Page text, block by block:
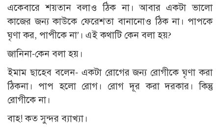
একেবারে শয়তান বলাও ঠিক না। আবার একটা ভালো
কাজের জন্য কাউকে ফেরেশতা বানানোও ঠিক না। পাপকে
ঘৃণা কর, পাপীকে না’। এই কথাটি কেন বলা হয়?
জানিনা-কেন বলা হয়।
ইমাম ছাহেব বলেন- একটা রোগের জন্য রোগীকে ঘৃণা করা
ঠিকনা। পাপ হলো রোগ। রোগ দূর করা দরকার। কিন্তু
রোগীকে না।
বাহ! কত সুন্দর ব্যাখ্যা।